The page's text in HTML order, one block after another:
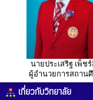
นายประเสริฐ เพ็ช
ผู้อำนวยการสถาน
เกี่ยวกับวิทยาลัย